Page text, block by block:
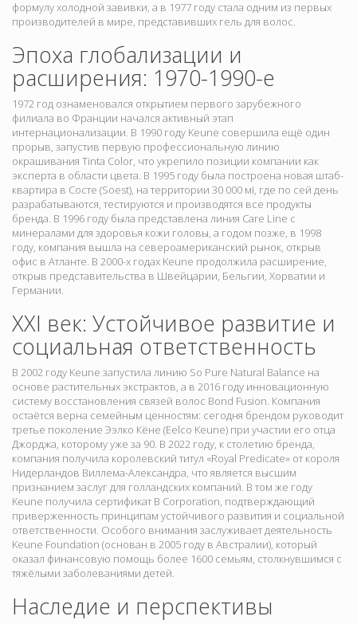
формулу холодной завивки, а в 1977 году стала одним из первых
производителей в мире, представивших гель для волос.
Эпоха глобализации и
расширения: 1970-1990-е
1972 год ознаменовался открытием первого зарубежного
филиала во Франции начался активный этап
интернационализации. В 1990 году Keune совершила ещё один
прорыв, запустив первую профессиональную линию
окрашивания Tinta Color, что укрепило позиции компании как
эксперта в области цвета. В 1995 году была построена новая штаб-
квартира в Состе (Soest), на территории 30 000 мІ, где по сей день
разрабатываются, тестируются и производятся все продукты
бренда. В 1996 году была представлена линия Care Line с
минералами для здоровья кожи головы, а годом позже, в 1998
году, компания вышла на североамериканский рынок, открыв
офис в Атланте. В 2000-х годах Keune продолжила расширение,
открыв представительства в Швейцарии, Бельгии, Хорватии и
Германии.
XXI век: Устойчивое развитие и
социальная ответственность
В 2002 году Keune запустила линию So Pure Natural Balance на
основе растительных экстрактов, а в 2016 году инновационную
систему восстановления связей волос Bond Fusion. Компания
остаётся верна семейным ценностям: сегодня брендом руководит
третье поколение Ээлко Кёне (Eelco Keune) при участии его отца
Джорджа, которому уже за 90. В 2022 году, к столетию бренда,
компания получила королевский титул «Royal Predicate» от короля
Нидерландов Виллема-Александра, что является высшим
признанием заслуг для голландских компаний. В том же году
Keune получила сертификат B Corporation, подтверждающий
приверженность принципам устойчивого развития и социальной
ответственности. Особого внимания заслуживает деятельность
Keune Foundation (основан в 2005 году в Австралии), который
оказал финансовую помощь более 1600 семьям, столкнувшимся с
тяжёлыми заболеваниями детей.
Наследие и перспективы